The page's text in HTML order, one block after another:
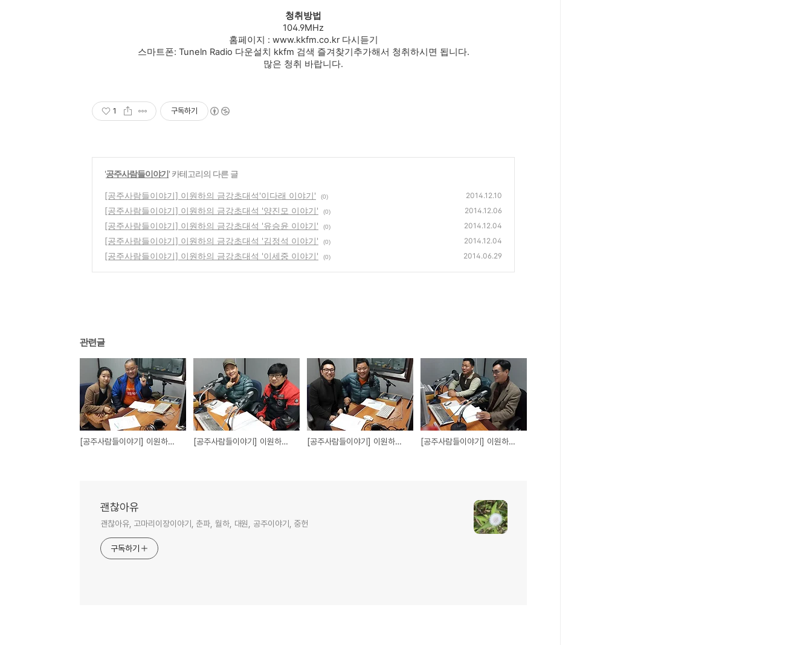
청취방법
104.9MHz
홈페이지 : www.kkfm.co.kr 다시듣기
스마트폰: Tuneln Radio 다운설치 kkfm 검색 즐겨찾기추가해서 청취하시면 됩니다.
많은 청취 바랍니다.
1 구독하기
'공주사람들이야기' 카테고리의 다른 글
[공주사람들이야기] 이원하의 금강초대석'이다래 이야기' (0) 2014.12.10
[공주사람들이야기] 이원하의 금강초대석 '양진모 이야기' (0) 2014.12.06
[공주사람들이야기] 이원하의 금강초대석 '유승윤 이야기' (0) 2014.12.04
[공주사람들이야기] 이원하의 금강초대석 '김정석 이야기' (0) 2014.12.04
[공주사람들이야기] 이원하의 금강초대석 '이세중 이야기' (0) 2014.06.29
관련글
[공주사람들이야기] 이원하의 금강초대석'이다래 이야기' [공주사람들이야기] 이원하의 금강초대석 '양진모 이야기' [공주사람들이야기] 이원하의 금강초대석 '유승윤 이야기' [공주사람들이야기] 이원하의 금강초대석 '김정석 이야기'
괜찮아유
괜찮아유, 고마리이장이야기, 춘파, 월하, 대원, 공주이야기, 중헌
구독하기